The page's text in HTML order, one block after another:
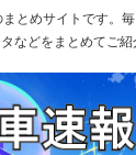
とめサイトです。
などをまとめてご紹